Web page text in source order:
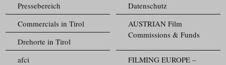
Pressebereich
Datenschutz
Commercials in Tirol
AUSTRIAN Film
Commissions & Funds
Drehorte in Tirol
FILMING EUROPE –
afci